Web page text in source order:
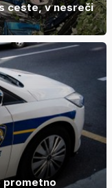
ceste, v nesreči
prometno